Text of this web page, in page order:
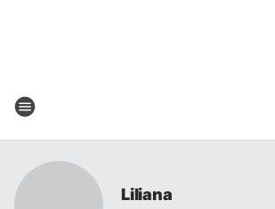
Liliana